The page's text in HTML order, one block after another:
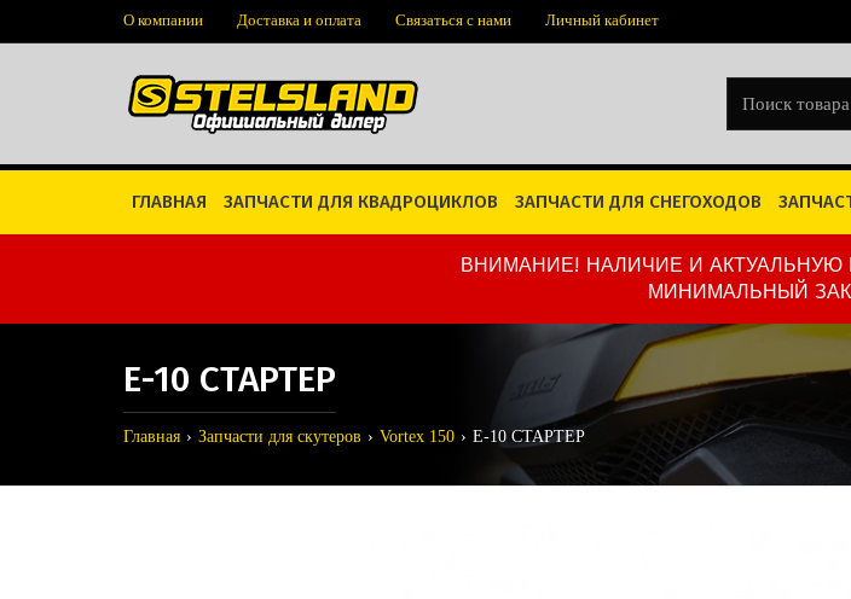
О компании Доставка и оплата Связаться с нами Личный кабинет
ГЛАВНАЯ ЗАПЧАСТИ ДЛЯ КВАДРОЦИКЛОВ ЗАПЧАСТИ ДЛЯ СНЕГОХОДОВ
ВНИМАНИЕ! НАЛИЧИЕ И
МИНИМАЛЬНЫЙ
E-10 СТАРТЕР
Главная Запчасти для скутеров Vortex 150 E-10 СТАРТЕР